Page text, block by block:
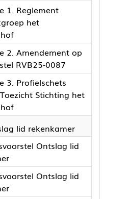
1. Reglement
het
2. Amendement op
RVB25-0087
3. Profielschets
Stichting het
lid rekenkamer
Ontslag lid
Ontslag lid